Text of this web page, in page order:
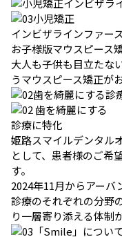
小児矯正
インビザラインファー
お子様版マウスピース
大人も子供も目立たな
うマウスピース矯正が
歯を綺麗にする
診療に特化
姫路スマイルデンタル
として、患者様のご希
す。
2024年11月からアー
診療のそれぞれの分野
り一層寄り添える体制